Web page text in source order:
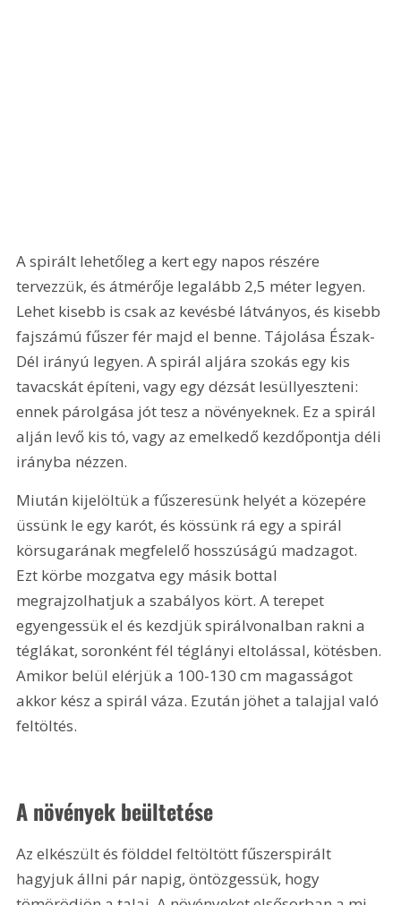
A spirált lehetőleg a kert egy napos részére
tervezzük, és átmérője legalább 2,5 méter legyen.
Lehet kisebb is csak az kevésbé látványos, és kisebb
fajszámú fűszer fér majd el benne. Tájolása Észak-
Dél irányú legyen. A spirál aljára szokás egy kis
tavacskát építeni, vagy egy dézsát lesüllyeszteni:
ennek párolgása jót tesz a növényeknek. Ez a spirál
alján levő kis tó, vagy az emelkedő kezdőpontja déli
irányba nézzen.
Miután kijelöltük a fűszeresünk helyét a közepére
üssünk le egy karót, és kössünk rá egy a spirál
körsugarának megfelelő hosszúságú madzagot.
Ezt körbe mozgatva egy másik bottal
megrajzolhatjuk a szabályos kört. A terepet
egyengessük el és kezdjük spirálvonalban rakni a
téglákat, soronként fél téglányi eltolással, kötésben.
Amikor belül elérjük a 100-130 cm magasságot
akkor kész a spirál váza. Ezután jöhet a talajjal való
feltöltés.
A növények beültetése
Az elkészült és földdel feltöltött fűszerspirált
hagyjuk állni pár napig, öntözgessük, hogy